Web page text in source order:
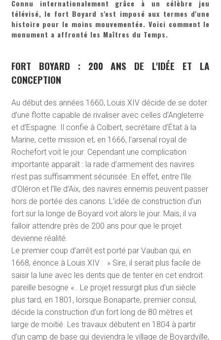
Connu internationalement grâce à un célèbre jeu
télévisé, le fort Boyard s'est imposé aux termes d'une
histoire pour le moins mouvementée. Voici comment le
monument a affronté les Maîtres du Temps.
FORT BOYARD : 200 ANS DE L'IDÉE ET LA
CONCEPTION
Au début des années 1660, Louis XIV décide de se doter
d’une flotte capable de rivaliser avec celles d’Angleterre
et d’Espagne. Il confie à Colbert, secrétaire d’État à la
Marine, cette mission et, en 1666, l’arsenal royal de
Rochefort voit le jour. Cependant une complication
importante apparaît : la rade d’armement des navires
n’est pas suffisamment sécurisée. En effet, entre l’île
d’Oléron et l’île d’Aix, des navires ennemis peuvent passer
hors de portée des canons. L’idée de construction d’un
fort sur la longe de Boyard voit alors le jour. Mais, il va
falloir attendre près de 200 ans pour que le projet
devienne réalité.
Le premier coup d’arrêt est porté par Vauban qui, en
1668, énonce à Louis XIV : » Sire, il serait plus facile de
saisir la lune avec les dents que de tenter en cet endroit
pareille besogne « . Le projet ressurgit plus d’un siècle
plus tard, en 1801, lorsque Bonaparte, premier consul,
décide la construction d’un fort long de 80 mètres et
large de moitié. Les travaux débutent en 1804 à partir
d’un camp de base qui deviendra le village de Boyardville,